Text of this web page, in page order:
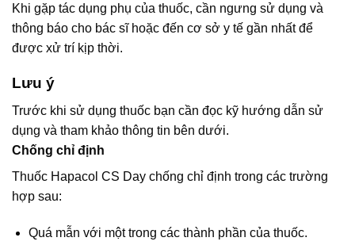
Khi gặp tác dụng phụ của thuốc, cần ngưng sử dụng và
thông báo cho bác sĩ hoặc đến cơ sở y tế gần nhất để
được xử trí kịp thời.
Lưu ý
Trước khi sử dụng thuốc bạn cần đọc kỹ hướng dẫn sử
dụng và tham khảo thông tin bên dưới.
Chống chỉ định
Thuốc Hapacol CS Day chống chỉ định trong các trường
hợp sau:
Quá mẫn với một trong các thành phần của thuốc.